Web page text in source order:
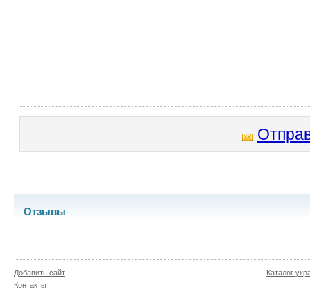
Отзывы
Добавить сайт
Контакты
Каталог